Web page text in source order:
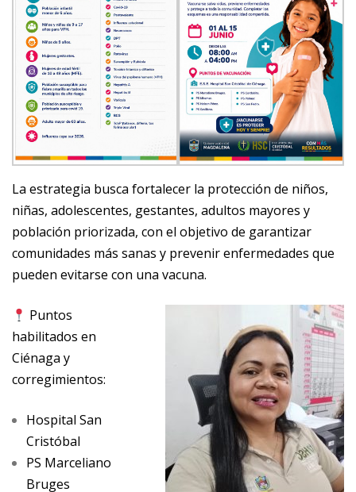
La estrategia busca fortalecer la protección de niños,
niñas, adolescentes, gestantes, adultos mayores y
población priorizada, con el objetivo de garantizar
comunidades más sanas y prevenir enfermedades que
pueden evitarse con una vacuna.
Puntos
habilitados en
Ciénaga y
corregimientos:
Hospital San
Cristóbal
PS Marceliano
Bruges